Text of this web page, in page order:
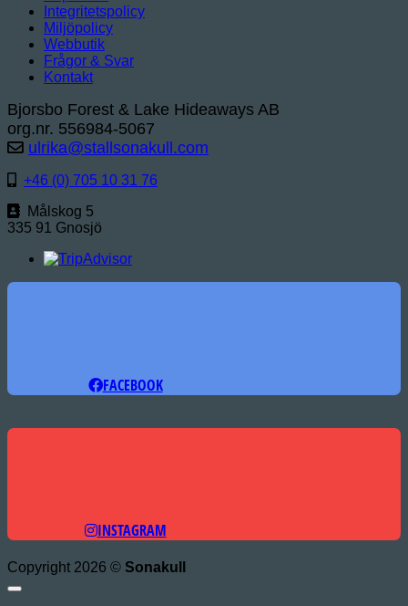
Integritetspolicy
Miljöpolicy
Webbutik
Frågor & Svar
Kontakt
Bjorsbo Forest & Lake Hideaways AB
org.nr. 556984-5067
ulrika@stallsonakull.com
+46 (0) 705 10 31 76
Målskog 5
335 91 Gnosjö
FACEBOOK
INSTAGRAM
Copyright 2026 © Sonakull